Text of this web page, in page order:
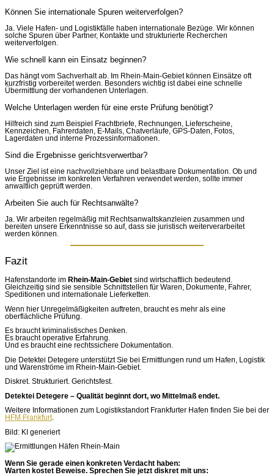
Können Sie internationale Spuren weiterverfolgen?
Ja. Viele Hafen- und Logistikfälle haben internationale Bezüge. Wir können
solche Spuren über Partner, Kontakte und strukturierte Recherchen
weiterverfolgen.
Wie schnell kann ein Einsatz beginnen?
Das hängt vom Sachverhalt ab. Im Rhein-Main-Gebiet können Einsätze oft
kurzfristig vorbereitet werden. Besonders wichtig ist dabei eine schnelle
Übermittlung der vorhandenen Unterlagen.
Welche Unterlagen werden für eine erste Prüfung benötigt?
Hilfreich sind zum Beispiel Frachtbriefe, Rechnungen, Lieferscheine,
Kennzeichen, Fahrerdaten, E-Mails, Chatverläufe, GPS-Daten, Fotos,
Lagerdaten und interne Prozessinformationen.
Sind die Ergebnisse gerichtsverwertbar?
Unser Ziel ist eine nachvollziehbare und belastbare Dokumentation. Ob und
wie Ergebnisse im konkreten Verfahren verwendet werden, sollte immer
anwaltlich geprüft werden.
Arbeiten Sie auch für Rechtsanwälte?
Ja. Wir arbeiten regelmäßig mit Rechtsanwaltskanzleien zusammen und
bereiten unsere Erkenntnisse so auf, dass sie juristisch weiterverarbeitet
werden können.
Fazit
Hafenstandorte im Rhein-Main-Gebiet sind wirtschaftlich bedeutend.
Gleichzeitig sind sie sensible Schnittstellen für Waren, Dokumente, Fahrer,
Speditionen und internationale Lieferketten.
Wenn hier Unregelmäßigkeiten auftreten, braucht es mehr als eine
oberflächliche Prüfung.
Es braucht kriminalistisches Denken.
Es braucht operative Erfahrung.
Und es braucht eine rechtssichere Dokumentation.
Die Detektei Detegere unterstützt Sie bei Ermittlungen rund um Hafen, Logistik
und Warenströme im Rhein-Main-Gebiet.
Diskret. Strukturiert. Gerichtsfest.
Detektei Detegere – Qualität beginnt dort, wo Mittelmaß endet.
Weitere Informationen zum Logistikstandort Frankfurter Hafen finden Sie bei der
HFM Frankfurt
Bild: KI generiert
Wenn Sie gerade einen konkreten Verdacht haben:
Warten kostet Beweise. Sprechen Sie jetzt diskret mit uns: